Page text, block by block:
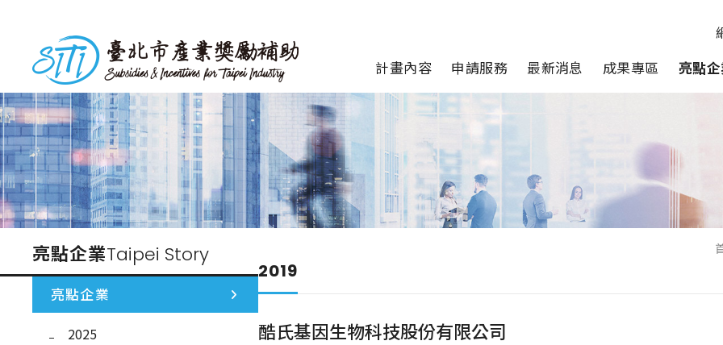
內
容
台北市產業獎勵補助
計畫內容 申請服務 最新消息 成果專區 亮點
亮點企業Taipei Story
亮點企業
2025
2019
酷氏基因生物科技股份有限公司